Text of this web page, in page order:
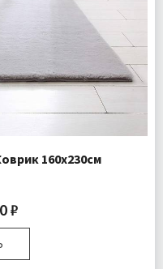
160х230см
₽